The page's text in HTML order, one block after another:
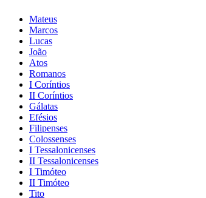
Mateus
Marcos
Lucas
João
Atos
Romanos
I Coríntios
II Coríntios
Gálatas
Efésios
Filipenses
Colossenses
I Tessalonicenses
II Tessalonicenses
I Timóteo
II Timóteo
Tito